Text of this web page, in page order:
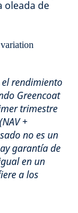
oleada de
rendimiento
Greencoat
trimestre
+
no es un
garantía de
en un
a los